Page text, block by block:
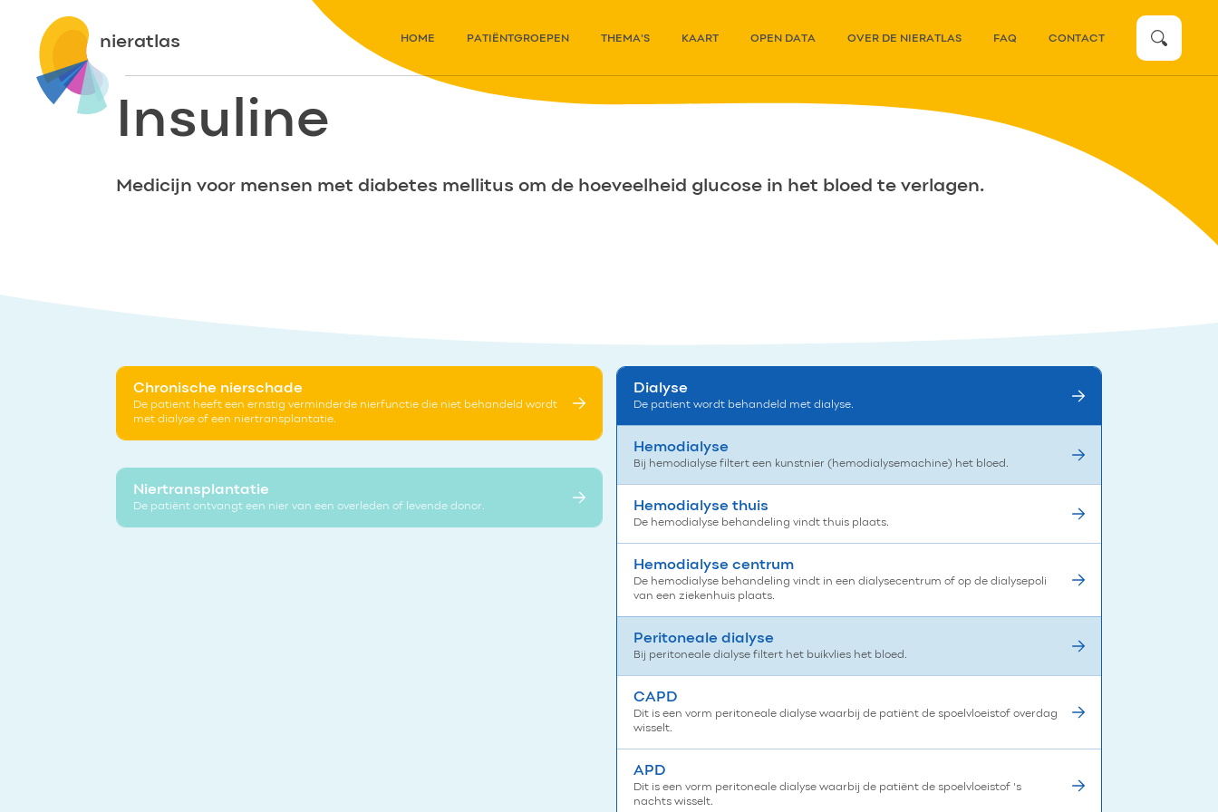
nieratlas HOME PATIËNTGROEPEN THEMA'S KAART OPEN DATA OVER DE NIERATLAS FAQ CONTACT
zoeken
Insuline
Medicijn voor mensen met diabetes mellitus om de hoeveelheid glucose in het bloed te verlagen.
Chronische nierschade
De patient heeft een ernstig verminderde nierfunctie die niet behandeld wordt
met dialyse of een niertransplantatie.
Niertransplantatie
De patiënt ontvangt een nier van een overleden of levende donor.
Dialyse
De patient wordt behandeld met dialyse.
Hemodialyse
Bij hemodialyse filtert een kunstnier (hemodialysemachine) het bloed.
Hemodialyse thuis
De hemodialyse behandeling vindt thuis plaats.
Hemodialyse centrum
De hemodialyse behandeling vindt in een dialysecentrum of op de dialysepoli
van een ziekenhuis plaats.
Peritoneale dialyse
Bij peritoneale dialyse filtert het buikvlies het bloed.
CAPD
Dit is een vorm peritoneale dialyse waarbij de patiënt de spoelvloeistof overdag
wisselt.
APD
Dit is een vorm peritoneale dialyse waarbij de patiënt de spoelvloeistof 's
nachts wisselt.